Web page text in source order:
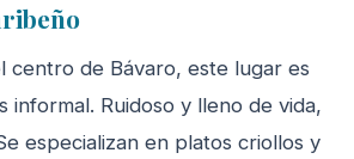
centro de Bávaro, este lugar es
informal. Ruidoso y lleno de vida,
especializan en platos criollos y